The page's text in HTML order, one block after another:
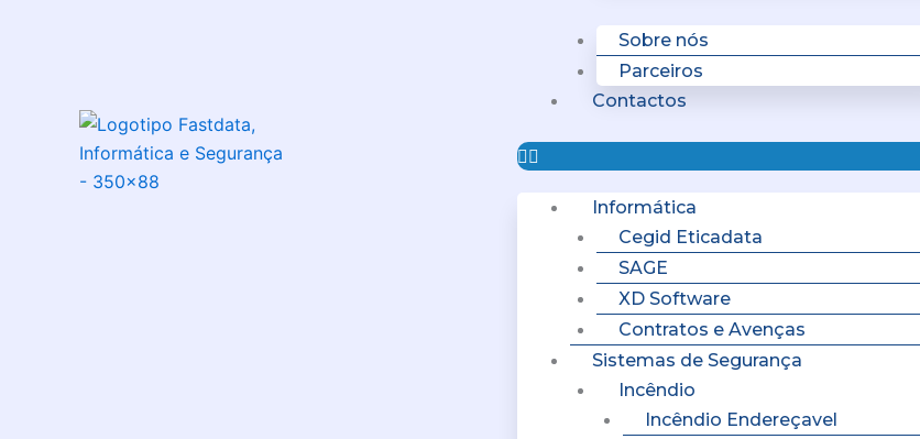
Sobre nós
Parceiros
Contactos
Informática
Cegid Eticadata
SAGE
XD Software
Contratos e Avenças
Sistemas de Segurança
Incêndio
Incêndio Endereçavel